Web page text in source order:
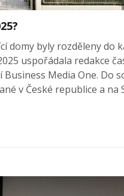
domy byly rozděleny do
uspořádala redakce
Media One. Do
v České republice a na